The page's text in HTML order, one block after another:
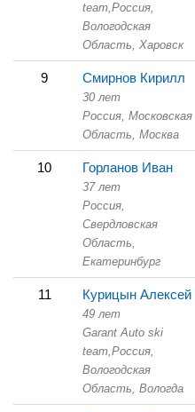
team,Россия,
Вологодская
Область, Харовск
9 Смирнов Кирилл
30 лет
Россия, Московская
Область, Москва
10 Горланов Иван
37 лет
Россия,
Свердловская
Область,
Екатеринбург
11 Курицын Алексей
49 лет
Garant Auto ski
team,Россия,
Вологодская
Область, Вологда